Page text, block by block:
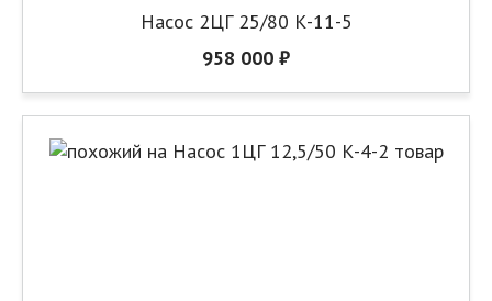
Насос 2ЦГ 25/80 К-11-5
958 000 ₽